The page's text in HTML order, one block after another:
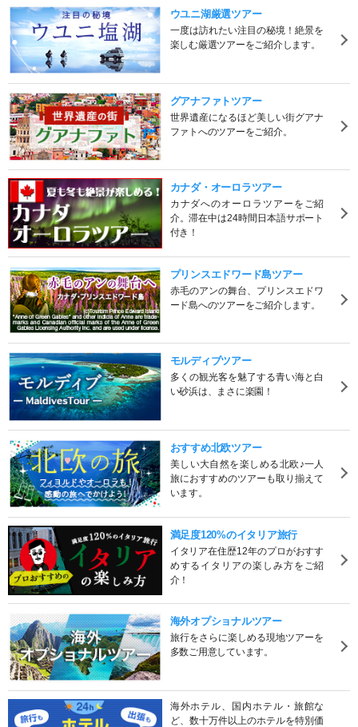
ウユニ湖厳選ツアー
一度は訪れたい注目の秘境！絶景を
楽しむ厳選ツアーをご紹介します。
グアナファトツアー
世界遺産になるほど美しい街グアナ
ファトへのツアーをご紹介。
カナダ・オーロラツアー
カナダへのオーロラツアーをご紹
介。滞在中は24時間日本語サポート
付き！
プリンスエドワード島ツアー
赤毛のアンの舞台、プリンスエドワ
ード島へのツアーをご紹介します。
モルディブツアー
多くの観光客を魅了する青い海と白
い砂浜は、まさに楽園！
おすすめ北欧ツアー
美しい大自然を楽しめる北欧♪一人
旅におすすめのツアーも取り揃えて
います。
満足度120%のイタリア旅行
イタリア在住歴12年のプロがおすす
めするイタリアの楽しみ方をご紹
介！
海外オプショナルツアー
旅行をさらに楽しめる現地ツアーを
多数ご用意しています。
海外ホテル、国内ホテル・旅館な
ど、数十万件以上のホテルを特別価